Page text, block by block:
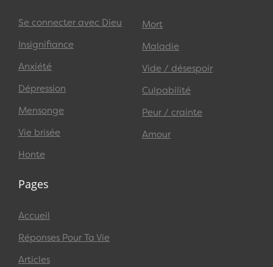
Se connecter avec Dieu
Insignifiance
Anxiété
Dépression
Mensonge
Vie brisée
Honte
Mort
Maladie
Vide / désespoir
Culpabilité
Peur / crainte
Amour
Pages
Accueil
Réponses Pour Ta Vie
Articles